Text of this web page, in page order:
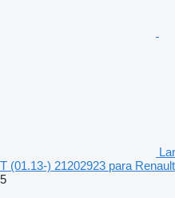
T (01.13-) 21202923 para
5